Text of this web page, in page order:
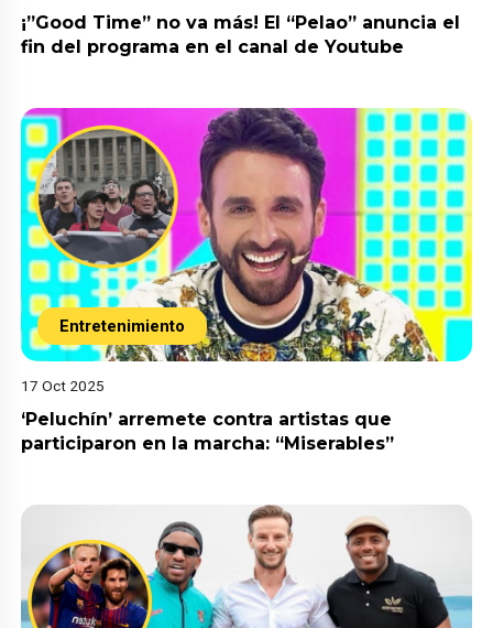
¡”Good Time” no va más! El “Pelao” anuncia el
fin del programa en el canal de Youtube
Entretenimiento
17 Oct 2025
‘Peluchín’ arremete contra artistas que
participaron en la marcha: “Miserables”